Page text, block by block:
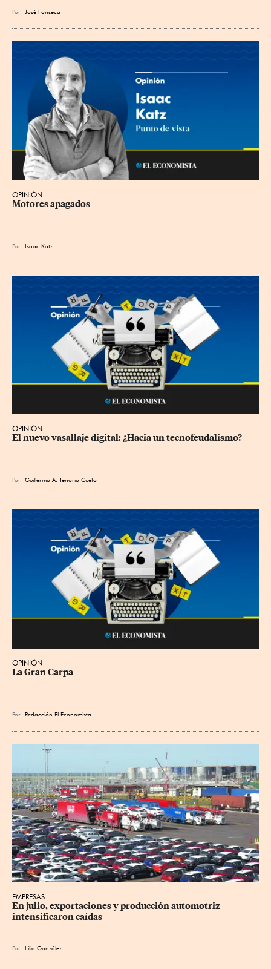
Por José Fonseca
OPINIÓN
Motores apagados
Por Isaac Katz
OPINIÓN
El nuevo vasallaje digital: ¿Hacia un tecnofeudalismo?
Por Guillermo A. Tenorio Cueto
OPINIÓN
La Gran Carpa
Por Redacción El Economista
EMPRESAS
En julio, exportaciones y producción automotriz
intensificaron caídas
Por Lilia González